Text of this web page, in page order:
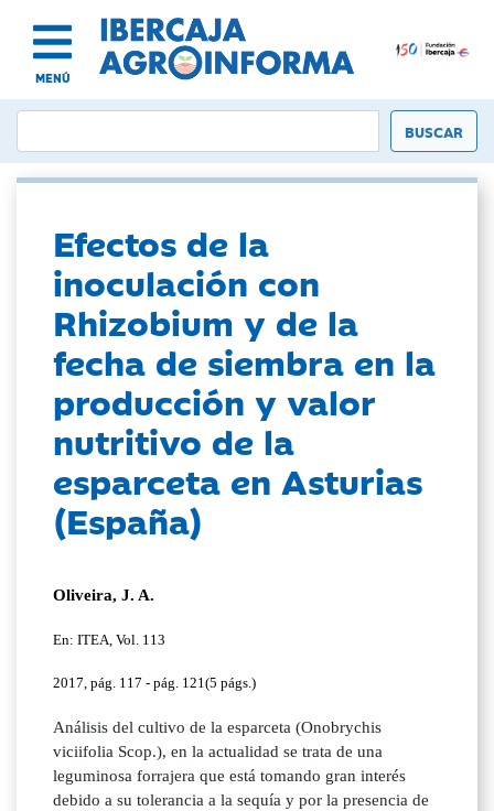
MENÚ
Efectos de la
inoculación con
Rhizobium y de la
fecha de siembra en la
producción y valor
nutritivo de la
esparceta en Asturias
(España)
Oliveira, J. A.
En: ITEA, Vol. 113
2017, pág. 117 - pág. 121(5 págs.)
Análisis del cultivo de la esparceta (Onobrychis
viciifolia Scop.), en la actualidad se trata de una
leguminosa forrajera que está tomando gran interés
debido a su tolerancia a la sequía y por la presencia de